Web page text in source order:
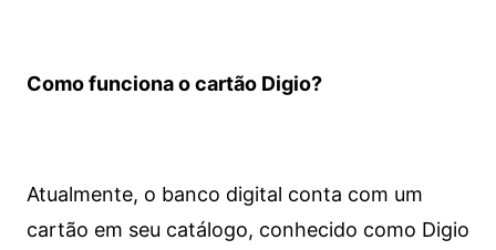
Como funciona o cartão Digio?
Atualmente, o banco digital conta com um
cartão em seu catálogo, conhecido como Digio